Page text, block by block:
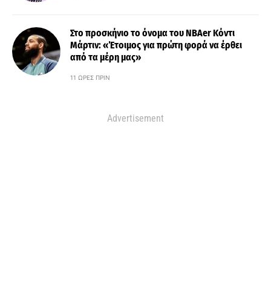
Στο προσκήνιο το όνομα του ΝΒΑer Κόντι
Μάρτιν: «Έτοιμος για πρώτη φορά να έρθει
από τα μέρη μας»
11 ΏΡΕΣ ΠΡΙΝ
Advertisement